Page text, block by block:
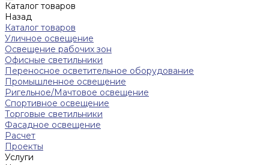
Каталог товаров
Назад
Каталог товаров
Уличное освещение
Освещение рабочих зон
Офисные светильники
Переносное осветительное оборудование
Промышленное освещение
Ригельное/Мачтовое освещение
Спортивное освещение
Торговые светильники
Фасадное освещение
Расчет
Проекты
Услуги